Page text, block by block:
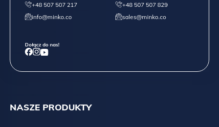
NASZE PRODUKTY
+48 507 507 217
info@minko.co
+48 507 507 829
sales@minko.co
Dołącz do nas!